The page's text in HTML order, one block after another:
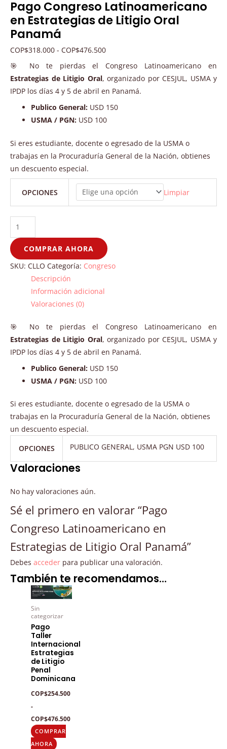
Pago Congreso Latinoamericano
en Estrategias de Litigio Oral
Panamá
COP$318.000 - COP$476.500
🎯 No te pierdas el Congreso Latinoamericano en
Estrategias de Litigio Oral, organizado por CESJUL, USMA y
IPDP los días 4 y 5 de abril en Panamá.
Publico General: USD 150
USMA / PGN: USD 100
Si eres estudiante, docente o egresado de la USMA o
trabajas en la Procuraduría General de la Nación, obtienes
un descuento especial.
OPCIONES Limpiar
COMPRAR AHORA
SKU: CLLO Categoría: Congreso
Descripción
Información adicional
Valoraciones (0)
🎯 No te pierdas el Congreso Latinoamericano en
Estrategias de Litigio Oral, organizado por CESJUL, USMA y
IPDP los días 4 y 5 de abril en Panamá.
Publico General: USD 150
USMA / PGN: USD 100
Si eres estudiante, docente o egresado de la USMA o
trabajas en la Procuraduría General de la Nación, obtienes
un descuento especial.
OPCIONES
PUBLICO GENERAL, USMA PGN USD 100
Valoraciones
No hay valoraciones aún.
Sé el primero en valorar “Pago
Congreso Latinoamericano en
Estrategias de Litigio Oral Panamá”
Debes acceder para publicar una valoración.
También te recomendamos…
Sin
categorizar
Pago
Taller
Internacional
Estrategias
de Litigio
Penal
Dominicana
COP$254.500
-
COP$476.500
Rango
de
COMPRAR
AHORA
Este
tiene
variantes.
Las
opciones
se
pueden
en
la
página